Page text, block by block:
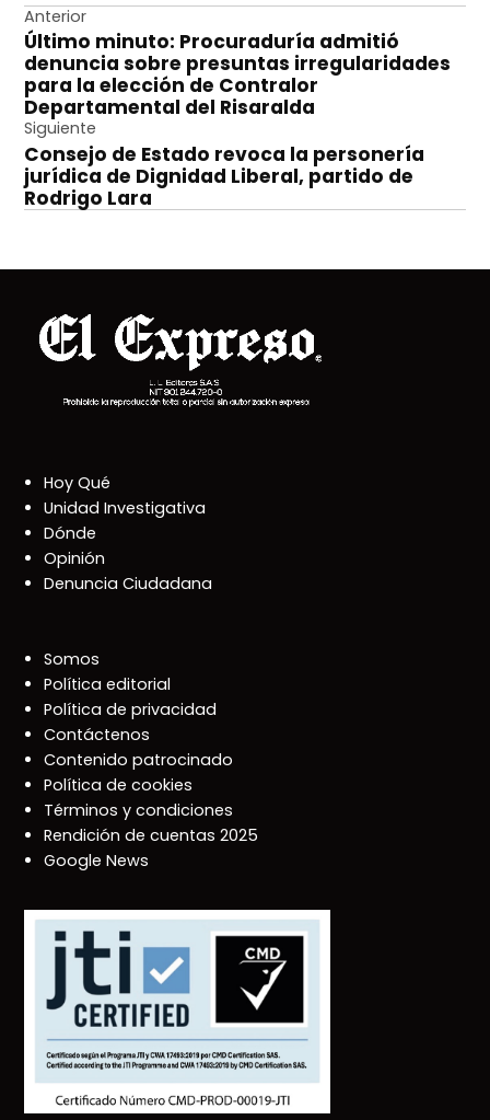
Navegación
de
entradas
Anterior
Último minuto: Procuraduría admitió
denuncia sobre presuntas irregularidades
para la elección de Contralor
Departamental del Risaralda
Siguiente
Consejo de Estado revoca la personería
jurídica de Dignidad Liberal, partido de
Rodrigo Lara
Hoy Qué
Unidad Investigativa
Dónde
Opinión
Denuncia Ciudadana
Somos
Política editorial
Política de privacidad
Contáctenos
Contenido patrocinado
Política de cookies
Términos y condiciones
Rendición de cuentas 2025
Google News